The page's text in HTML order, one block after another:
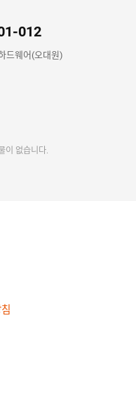
012
드웨어(오대원)
이 없습니다.